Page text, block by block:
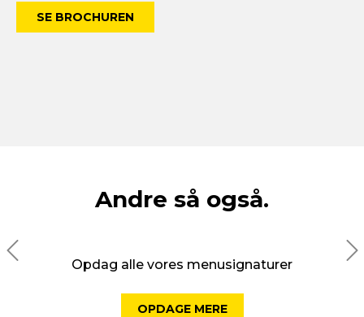
SE BROCHUREN
Andre så også.
Opdag alle vores menusignaturer
OPDAGE MERE